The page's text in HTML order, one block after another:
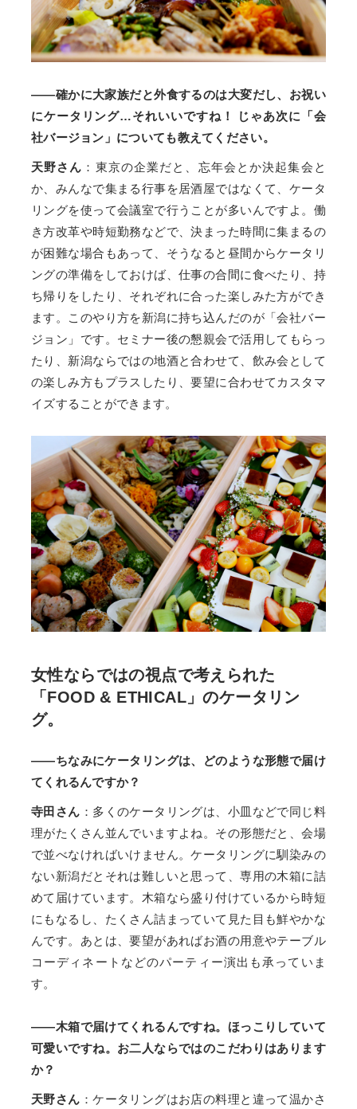
――確かに大家族だと外食するのは大変だし、お祝い
にケータリング…それいいですね！ じゃあ次に「会
社バージョン」についても教えてください。
天野さん ：東京の企業だと、忘年会とか決起集会と
か、みんなで集まる行事を居酒屋ではなくて、ケータ
リングを使って会議室で行うことが多いんですよ。働
き方改革や時短勤務などで、決まった時間に集まるの
が困難な場合もあって、そうなると昼間からケータリ
ングの準備をしておけば、仕事の合間に食べたり、持
ち帰りをしたり、それぞれに合った楽しみた方ができ
ます。このやり方を新潟に持ち込んだのが「会社バー
ジョン」です。セミナー後の懇親会で活用してもらっ
たり、新潟ならではの地酒と合わせて、飲み会として
の楽しみ方もプラスしたり、要望に合わせてカスタマ
イズすることができます。
女性ならではの視点で考えられた
「FOOD & ETHICAL」のケータリン
グ。
――ちなみにケータリングは、どのような形態で届け
てくれるんですか？
寺田さん ：多くのケータリングは、小皿などで同じ料
理がたくさん並んでいますよね。その形態だと、会場
で並べなければいけません。ケータリングに馴染みの
ない新潟だとそれは難しいと思って、専用の木箱に詰
めて届けています。木箱なら盛り付けているから時短
にもなるし、たくさん詰まっていて見た目も鮮やかな
んです。あとは、要望があればお酒の用意やテーブル
コーディネートなどのパーティー演出も承っていま
す。
――木箱で届けてくれるんですね。ほっこりしていて
可愛いですね。お二人ならではのこだわりはあります
か？
天野さん ：ケータリングはお店の料理と違って温かさ